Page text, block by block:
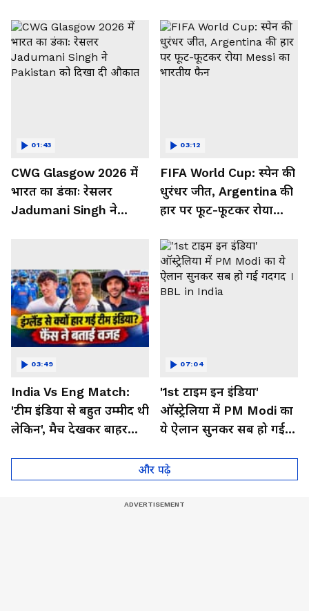
CWG Glasgow 2026 में
भारत का डंकाः रेसलर
Jadumani Singh ने
01:43
FIFA World Cup: स्पेन की
धुरंधर जीत, Argentina की
हार पर फूट-फूटकर रोया
03:12
India Vs Eng Match:
'टीम इंडिया से बहुत उम्मीद थी
लेकिन', मैच देखकर बाहर
03:49
'1st टाइम इन इंडिया'
ऑस्ट्रेलिया में PM Modi का
ये ऐलान सुनकर सब हो गई
07:04
और पढ़े